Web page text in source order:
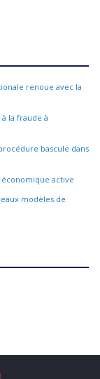
renoue avec la
la fraude à
bascule dans
économique active
modèles de